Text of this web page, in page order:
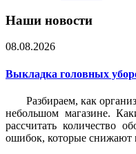
Наши новости
08.08.2026
Выкладка головных
Разбираем, как
небольшом магазине.
рассчитать количество
ошибок, которые снижают